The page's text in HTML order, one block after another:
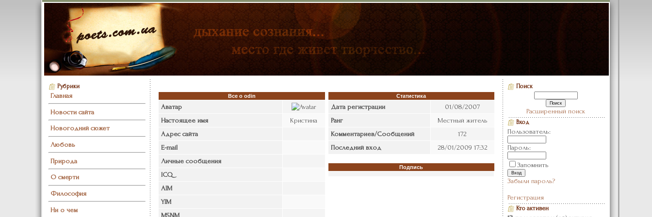
Рубрики
Главная
Новости сайта
Новогодний сюжет
Любовь
Природа
О смерти
Философия
Ни о чем
Все о odin
Аватар
Настоящее имя
Кристина
Адрес сайта
E-mail
Личные сообщения
ICQ
AIM
YIM
MSNM
Статистика
Дата регистрации
01/08/2007
Ранг
Местный житель
Комментариев/Сообщений
172
Последний вход
28/01/2009 17:32
Подпись
Поиск
Расширенный поиск
Вход
Пользователь:
Пароль:
Запомнить
Забыли пароль?
Регистрация
Кто активен